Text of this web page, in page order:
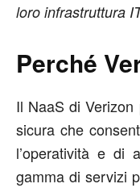
loro infrastruttura
Perché
Il NaaS di
sicura che
l’operatività e di
gamma di servizi